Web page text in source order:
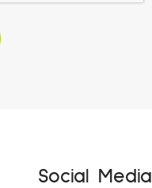
Social Media